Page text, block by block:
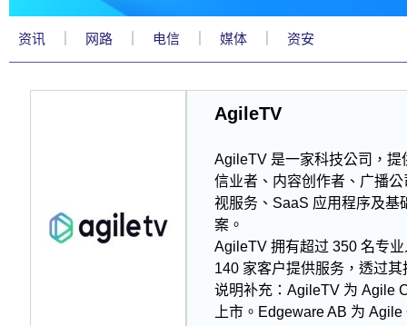
资讯 网路 电信 媒体 资安
AgileTV
AgileTV 是一家科技公司，
信业者、内容创作者、广播
视服务、SaaS 应用程序及基
案。
AgileTV 拥有超过 350 名专
140 家客户提供服务，透过
说明补充：AgileTV 为 Agile
上市。Edgeware AB 为